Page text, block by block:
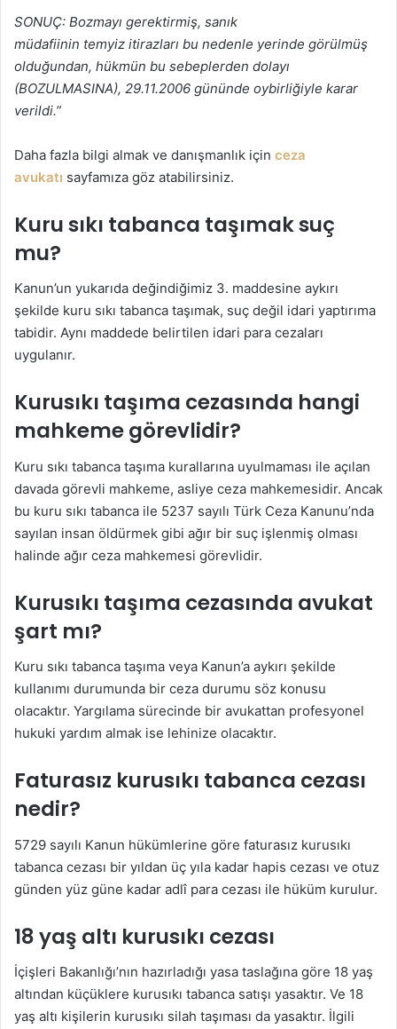
SONUÇ: Bozmayı gerektirmiş, sanık
müdafiinin temyiz itirazları bu nedenle yerinde görülmüş
olduğundan, hükmün bu sebeplerden dolayı
(BOZULMASINA), 29.11.2006 gününde oybirliğiyle karar
verildi.”
Daha fazla bilgi almak ve danışmanlık için ceza
avukatı sayfamıza göz atabilirsiniz.
Kuru sıkı tabanca taşımak suç
mu?
Kanun’un yukarıda değindiğimiz 3. maddesine aykırı
şekilde kuru sıkı tabanca taşımak, suç değil idari yaptırıma
tabidir. Aynı maddede belirtilen idari para cezaları
uygulanır.
Kurusıkı taşıma cezasında hangi
mahkeme görevlidir?
Kuru sıkı tabanca taşıma kurallarına uyulmaması ile açılan
davada görevli mahkeme, asliye ceza mahkemesidir. Ancak
bu kuru sıkı tabanca ile 5237 sayılı Türk Ceza Kanunu’nda
sayılan insan öldürmek gibi ağır bir suç işlenmiş olması
halinde ağır ceza mahkemesi görevlidir.
Kurusıkı taşıma cezasında avukat
şart mı?
Kuru sıkı tabanca taşıma veya Kanun’a aykırı şekilde
kullanımı durumunda bir ceza durumu söz konusu
olacaktır. Yargılama sürecinde bir avukattan profesyonel
hukuki yardım almak ise lehinize olacaktır.
Faturasız kurusıkı tabanca cezası
nedir?
5729 sayılı Kanun hükümlerine göre faturasız kurusıkı
tabanca cezası bir yıldan üç yıla kadar hapis cezası ve otuz
günden yüz güne kadar adlî para cezası ile hüküm kurulur.
18 yaş altı kurusıkı cezası
İçişleri Bakanlığı’nın hazırladığı yasa taslağına göre 18 yaş
altından küçüklere kurusıkı tabanca satışı yasaktır. Ve 18
yaş altı kişilerin kurusıkı silah taşıması da yasaktır. İlgili